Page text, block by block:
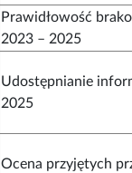
Prawidłowość
2023 – 2025
Udostępnianie
2025
Ocena przyjętych